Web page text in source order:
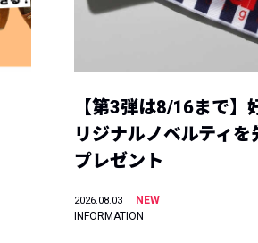
【第3弾は8/16まで】
リジナルノベルティを
プレゼント
2026.08.03
NEW
INFORMATION